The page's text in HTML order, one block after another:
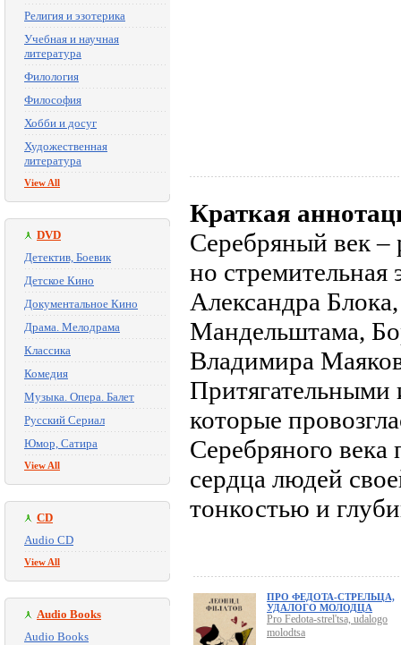
Религия и эзотерика
Учебная и научная
литература
Филология
Философия
Хобби и досуг
Художественная
литература
View All
DVD
Детектив, Боевик
Детское Кино
Документальное Кино
Драма. Мелодрама
Классика
Комедия
Музыка. Опера. Балет
Русский Сериал
Юмор, Сатира
View All
CD
Audio CD
View All
Audio Books
Audio Books
Краткая
Серебряный век –
но
Александра
Мандельштама,
Владимира
Притягательными
которые
Серебряного
сердца людей
тонкостью и
ПРО ФЕДОТА-СТРЕЛЬЦА,
УДАЛОГО МОЛОДЦА
Pro Fedota-strel'tsa, udalogo
molodtsa